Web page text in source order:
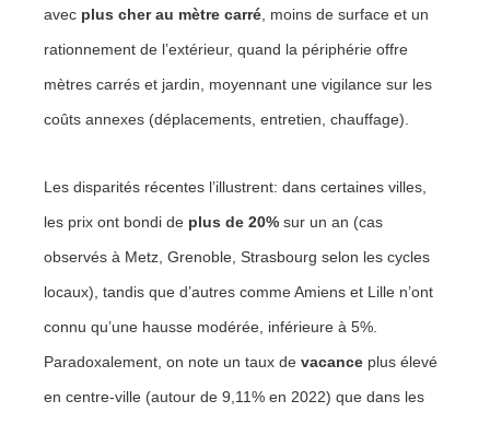
avec plus cher au mètre carré , moins de surface et un
rationnement de l’extérieur, quand la périphérie offre
mètres carrés et jardin, moyennant une vigilance sur les
coûts annexes (déplacements, entretien, chauffage).
Les disparités récentes l’illustrent: dans certaines villes,
les prix ont bondi de plus de 20% sur un an (cas
observés à Metz, Grenoble, Strasbourg selon les cycles
locaux), tandis que d’autres comme Amiens et Lille n’ont
connu qu’une hausse modérée, inférieure à 5%.
Paradoxalement, on note un taux devacance plus élevé
en centre-ville (autour de 9,11% en 2022) que dans les